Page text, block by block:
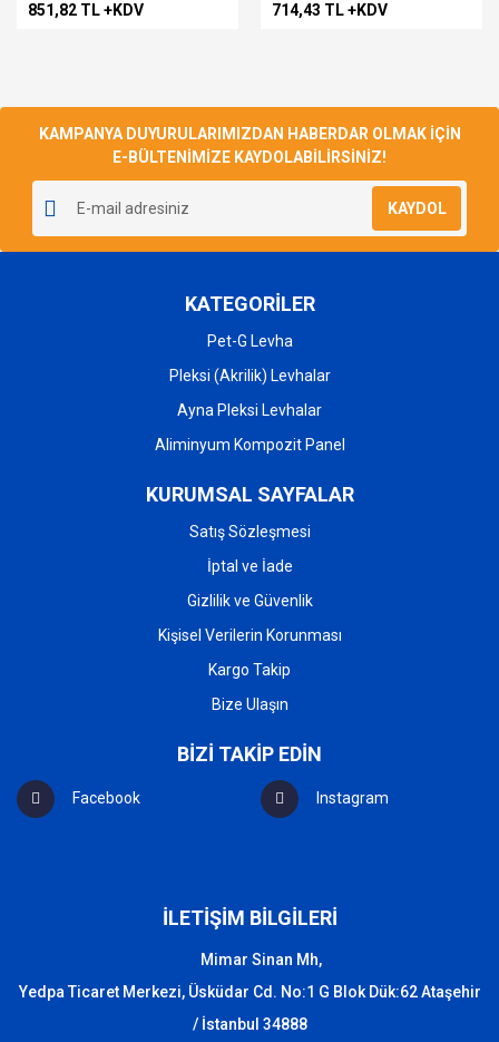
851,82 TL +KDV 714,43 TL +KDV
KAMPANYA DUYURULARIMIZDAN HABERDAR OLMAK İÇİN
E-BÜLTENİMİZE KAYDOLABİLİRSİNİZ!
KAYDOL
KATEGORİLER
Pet-G Levha
Pleksi (Akrilik) Levhalar
Ayna Pleksi Levhalar
Aliminyum Kompozit Panel
KURUMSAL SAYFALAR
Satış Sözleşmesi
İptal ve İade
Gizlilik ve Güvenlik
Kişisel Verilerin Korunması
Kargo Takip
Bize Ulaşın
BİZİ TAKİP EDİN
Facebook Instagram
İLETİŞİM BİLGİLERİ
Mimar Sinan Mh,
Yedpa Ticaret Merkezi, Üsküdar Cd. No:1 G Blok Dük:62 Ataşehir
/ İstanbul 34888